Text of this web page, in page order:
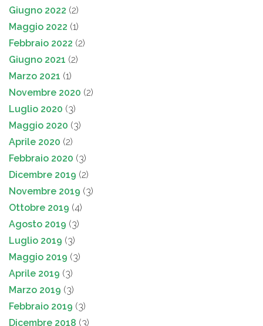
Giugno 2022 (2)
Maggio 2022 (1)
Febbraio 2022 (2)
Giugno 2021 (2)
Marzo 2021 (1)
Novembre 2020 (2)
Luglio 2020 (3)
Maggio 2020 (3)
Aprile 2020 (2)
Febbraio 2020 (3)
Dicembre 2019 (2)
Novembre 2019 (3)
Ottobre 2019 (4)
Agosto 2019 (3)
Luglio 2019 (3)
Maggio 2019 (3)
Aprile 2019 (3)
Marzo 2019 (3)
Febbraio 2019 (3)
Dicembre 2018 (3)